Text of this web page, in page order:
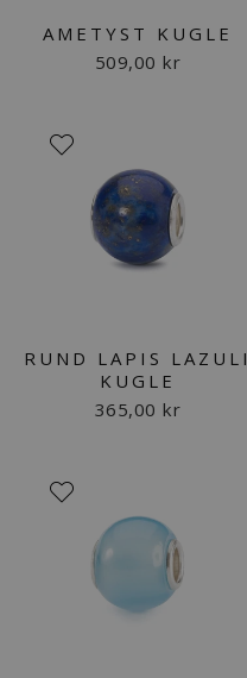
AMETYST KUGLE
509,00 kr
RUND LAPIS LAZULI
KUGLE
365,00 kr